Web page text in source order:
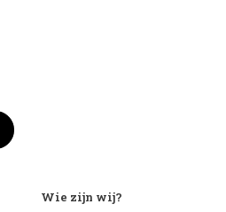
Wie zijn wij?